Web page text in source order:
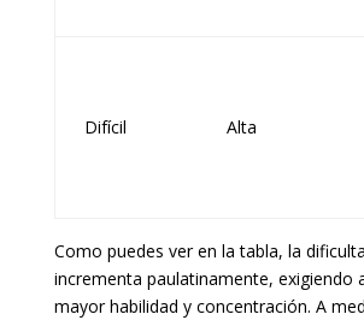
Difícil Alta
Como puedes ver en la tabla, la
incrementa paulatinamente, exigiendo
mayor habilidad y concentración. A